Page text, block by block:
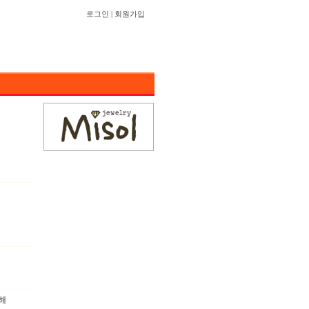
로그인 회원가입